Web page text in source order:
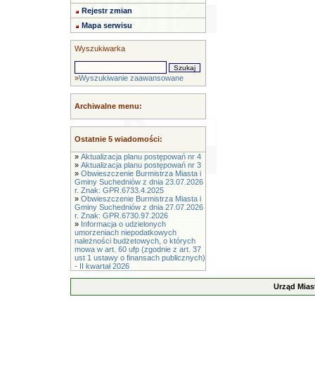
Rejestr zmian
Mapa serwisu
Wyszukiwarka
»Wyszukiwanie zaawansowane
Archiwalne menu:
Ostatnie 5 wiadomości:
» Aktualizacja planu postępowań nr 4
» Aktualizacja planu postępowań nr 3
» Obwieszczenie Burmistrza Miasta i
Gminy Suchedniów z dnia 23.07.2026
r. Znak: GPR.6733.4.2025
» Obwieszczenie Burmistrza Miasta i
Gminy Suchedniów z dnia 27.07.2026
r. Znak: GPR.6730.97.2026
» Informacja o udzielonych
umorzeniach niepodatkowych
należności budżetowych, o których
mowa w art. 60 ufp (zgodnie z art. 37
ust 1 ustawy o finansach publicznych)
- II kwartał 2026
Urząd